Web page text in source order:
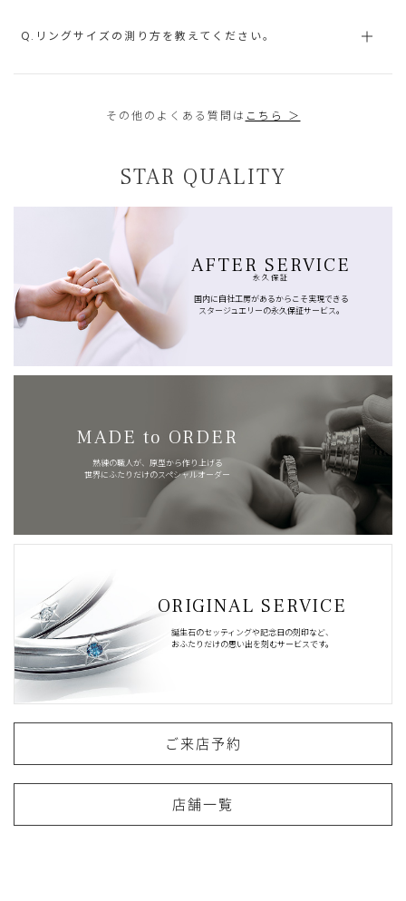
Q.リングサイズの測り方を教えてください。
その他のよくある質問は こちら ＞
STAR QUALITY
AFTER SERVICE
永久保証
国内に自社工房があるからこそ実現できる
スタージュエリーの永久保証サービス。
MADE to ORDER
熟練の職人が、原型から作り上げる
世界にふたりだけのスペシャルオーダー
ORIGINAL SERVICE
誕生石のセッティングや記念日の刻印など、
おふたりだけの思い出を刻むサービスです。
ご来店予約
店舗一覧